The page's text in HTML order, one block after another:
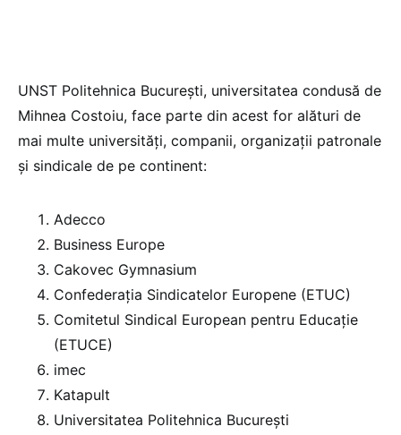
UNST Politehnica București, universitatea condusă de
Mihnea Costoiu, face parte din acest for alături de
mai multe universități, companii, organizații patronale
și sindicale de pe continent:
Adecco
Business Europe
Cakovec Gymnasium
Confederația Sindicatelor Europene (ETUC)
Comitetul Sindical European pentru Educație
(ETUCE)
imec
Katapult
Universitatea Politehnica București